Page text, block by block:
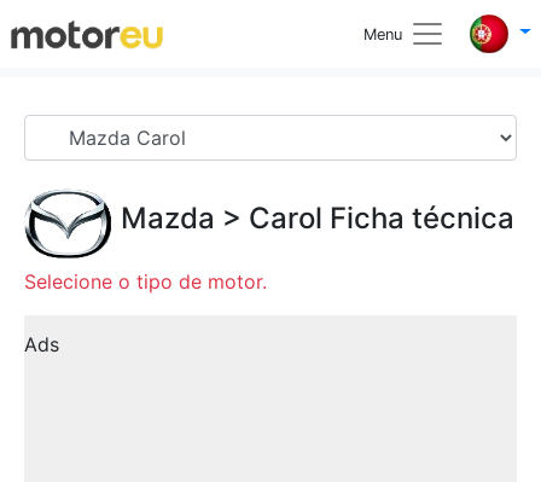
Menu
Mazda > Carol Ficha técnica
Selecione o tipo de motor.
Ads